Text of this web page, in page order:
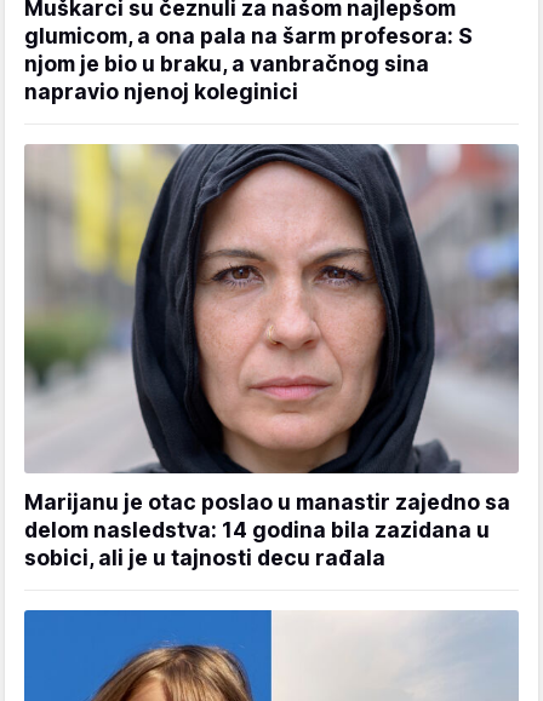
Muškarci su čeznuli za našom najlepšom
glumicom, a ona pala na šarm profesora: S
njom je bio u braku, a vanbračnog sina
napravio njenoj koleginici
Marijanu je otac poslao u manastir zajedno sa
delom nasledstva: 14 godina bila zazidana u
sobici, ali je u tajnosti decu rađala